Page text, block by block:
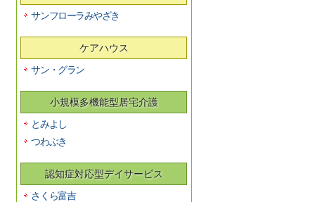
サンフローラみやざき
ケアハウス
サン・グラン
小規模多機能型居宅介護
とみよし
つわぶき
認知症対応型デイサービス
さくら富吉